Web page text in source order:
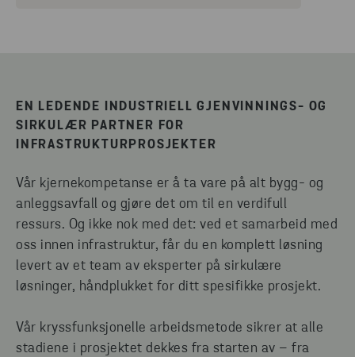
EN LEDENDE INDUSTRIELL GJENVINNINGS- OG
SIRKULÆR PARTNER FOR
INFRASTRUKTURPROSJEKTER
Vår kjernekompetanse er å ta vare på alt bygg- og
anleggsavfall og gjøre det om til en verdifull
ressurs. Og ikke nok med det: ved et samarbeid med
oss innen infrastruktur, får du en komplett løsning
levert av et team av eksperter på sirkulære
løsninger, håndplukket for ditt spesifikke prosjekt.
Vår kryssfunksjonelle arbeidsmetode sikrer at alle
stadiene i prosjektet dekkes fra starten av – fra